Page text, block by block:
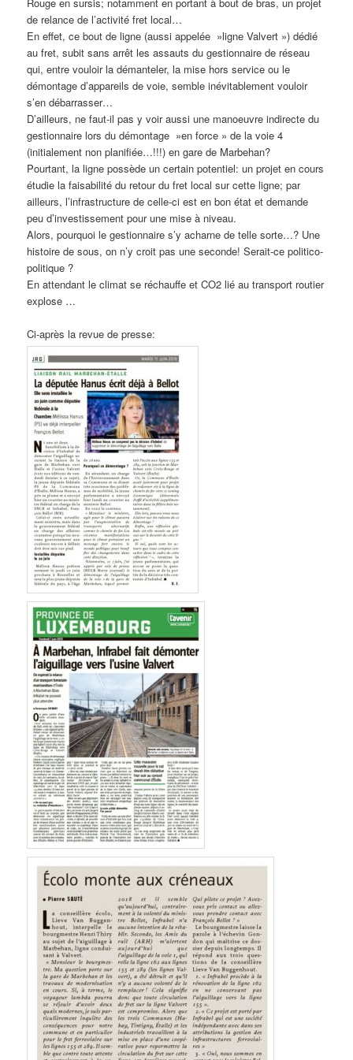
de relance de l’activité fret local…
En effet, ce bout de ligne (aussi appelée »ligne Valvert ») dédié
au fret, subit sans arrêt les assauts du gestionnaire de réseau
qui, entre vouloir la démanteler, la mise hors service ou le
démontage d’appareils de voie, semble inévitablement vouloir
s’en débarrasser…
D’ailleurs, ne faut-il pas y voir aussi une manoeuvre indirecte du
gestionnaire lors du démontage »en force » de la voie 4
(initialement non planifiée…!!!) en gare de Marbehan?
Pourtant, la ligne possède un certain potentiel: un projet en cours
étudie la faisabilité du retour du fret local sur cette ligne; par
ailleurs, l’infrastructure de celle-ci est en bon état et demande
peu d’investissement pour une mise à niveau.
Alors, pourquoi le gestionnaire s’y acharne de telle sorte…? Une
histoire de sous, on n’y croit pas une seconde! Serait-ce politico-
politique ?
En attendant le climat se réchauffe et CO2 lié au transport routier
explose …
Ci-après la revue de presse: